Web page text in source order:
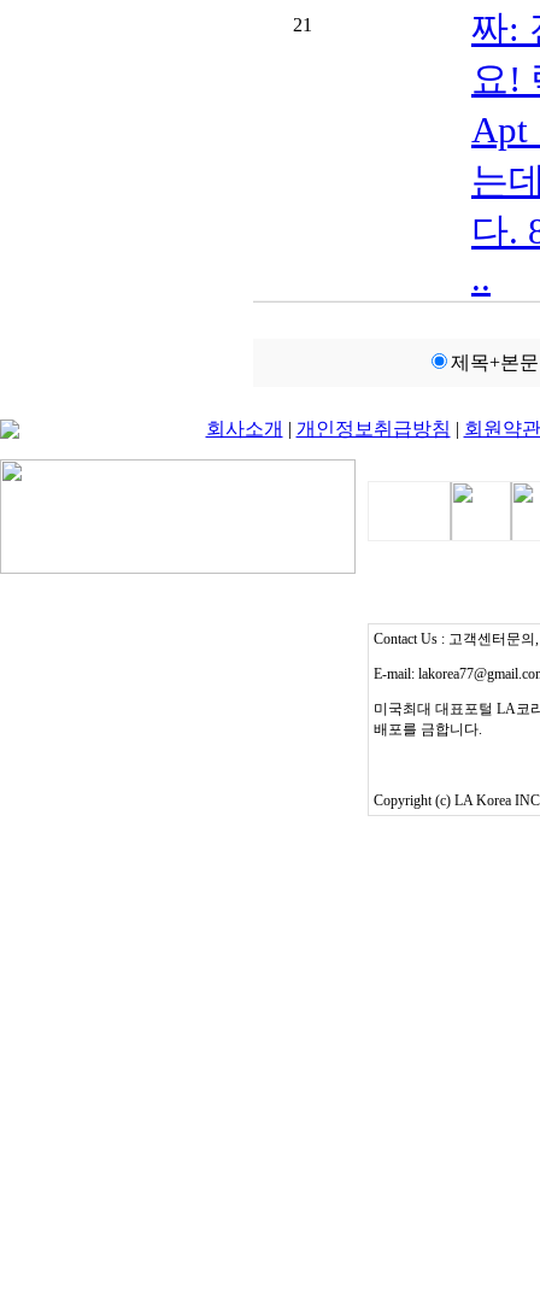
21
짜:
요!
Apt
는
다.
..
제목+본문
회사소개 | 개인정보취급방침 | 회원약관
Contact Us : 고객센터문의
E-mail:
미국최대 대표포털 LA코
배포를 금합니다.
Copyright (c) LA Korea